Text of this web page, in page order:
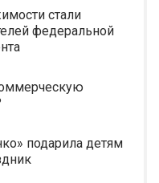
стали
федеральной
подарила детям